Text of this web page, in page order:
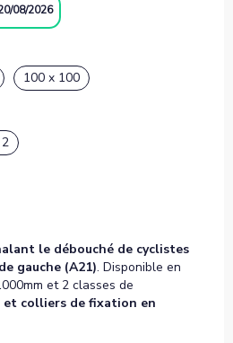
08/2026
100 x 100
le débouché de cyclistes
gauche (A21). Disponible en
et 2 classes de
et colliers de fixation en